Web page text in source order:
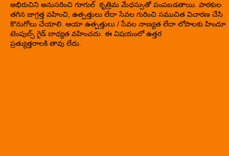
అభిరుచిని అనుసరించి గూగుల్ కృత్రిమ మేధస్సుతో పంపబడతాయి. పాఠకుల
తగిన జాగ్రత్త వహించి, ఉత్పత్తులు లేదా సేవల గురించి సముచిత విచారణ చేసి
కొనుగోలు చేయాలి. ఆయా ఉత్పత్తులు / సేవల నాణ్యత లేదా లోపాలకు హిందూ
టెంపుల్స్ గైడ్ బాధ్యత వహించదు. ఈ విషయంలో ఉత్తర
ప్రత్యుత్తరాలకి తావు లేదు.